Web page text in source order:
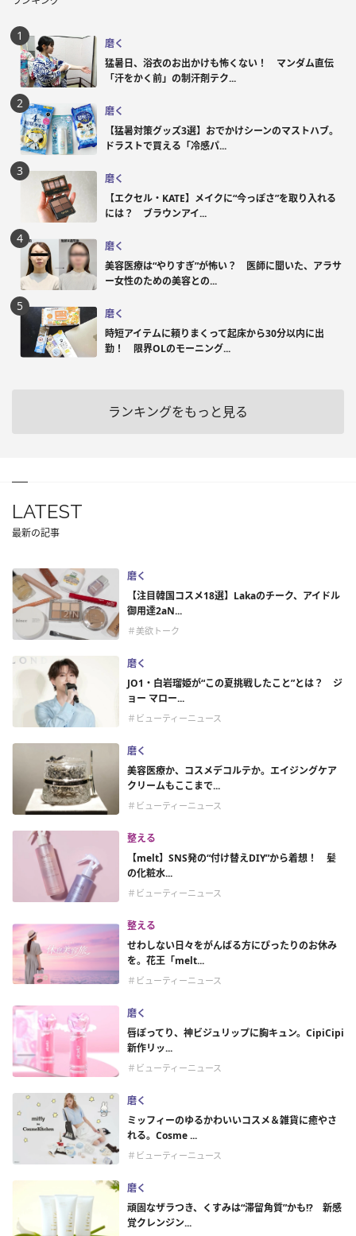
磨く
猛暑日、浴衣のお出かけも怖くない！ マンダム直伝
「汗をかく前」の制汗剤テク...
磨く
【猛暑対策グッズ3選】おでかけシーンのマストハブ。
ドラストで買える「冷感パ...
磨く
【エクセル・KATE】メイクに“今っぽさ”を取り入れる
には？ ブラウンアイ...
磨く
美容医療は“やりすぎ”が怖い？ 医師に聞いた、アラサ
ー女性のための美容との...
磨く
時短アイテムに頼りまくって起床から30分以内に出
勤！ 限界OLのモーニング...
ランキングをもっと見る
LATEST
最新の記事
磨く
【注目韓国コスメ18選】Lakaのチーク、アイドル
御用達2aN...
＃美欲トーク
磨く
JO1・白岩瑠姫が“この夏挑戦したこと”とは？ ジ
ョー マロー...
＃ビューティーニュース
磨く
美容医療か、コスメデコルテか。エイジングケア
クリームもここまで...
＃ビューティーニュース
整える
【melt】SNS発の“付け替えDIY”から着想！ 髪
の化粧水...
＃ビューティーニュース
整える
せわしない日々をがんばる方にぴったりのお休み
を。花王「melt...
＃ビューティーニュース
磨く
唇ぽってり、神ビジュリップに胸キュン。CipiCipi
新作リッ...
＃ビューティーニュース
磨く
ミッフィーのゆるかわいいコスメ＆雑貨に癒やさ
れる。Cosme ...
＃ビューティーニュース
磨く
頑固なザラつき、くすみは“滞留角質”かも!? 新感
覚クレンジン...